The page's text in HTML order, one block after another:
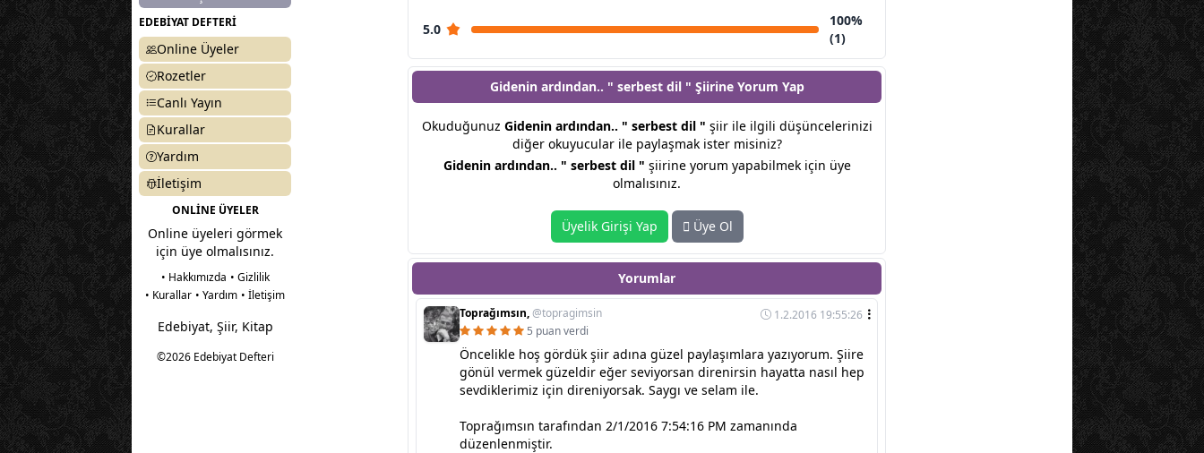
EDEBİYAT DEFTERİ
Online Üyeler
Rozetler
Canlı Yayın
Kurallar
Yardım
İletişim
ONLİNE ÜYELER
Online üyeleri görmek
için üye olmalısınız.
• Hakkımızda • Gizlilik
• Kurallar • Yardım • İletişim
Edebiyat, Şiir, Kitap
©2026 Edebiyat Defteri
5.0
100%
(1)
Gidenin ardından.. " serbest dil " Şiirine Yorum Yap
Okuduğunuz Gidenin ardından.. " serbest dil " şiir ile ilgili düşüncelerinizi
diğer okuyucular ile paylaşmak ister misiniz?
Gidenin ardından.. " serbest dil " şiirine yorum yapabilmek için üye
olmalısınız.
Üyelik Girişi Yap Üye Ol
Yorumlar
Toprağımsın,@topragimsin
1.2.2016 19:55:26
5 puan verdi
Öncelikle hoş gördük şiir adına güzel paylaşımlara yazıyorum. Şiire
gönül vermek güzeldir eğer seviyorsan direnirsin hayatta nasıl hep
sevdiklerimiz için direniyorsak. Saygı ve selam ile.
Toprağımsın tarafından 2/1/2016 7:54:16 PM zamanında
düzenlenmiştir.